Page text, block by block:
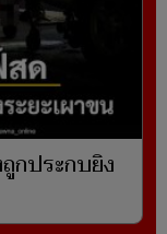
กประกบยิง